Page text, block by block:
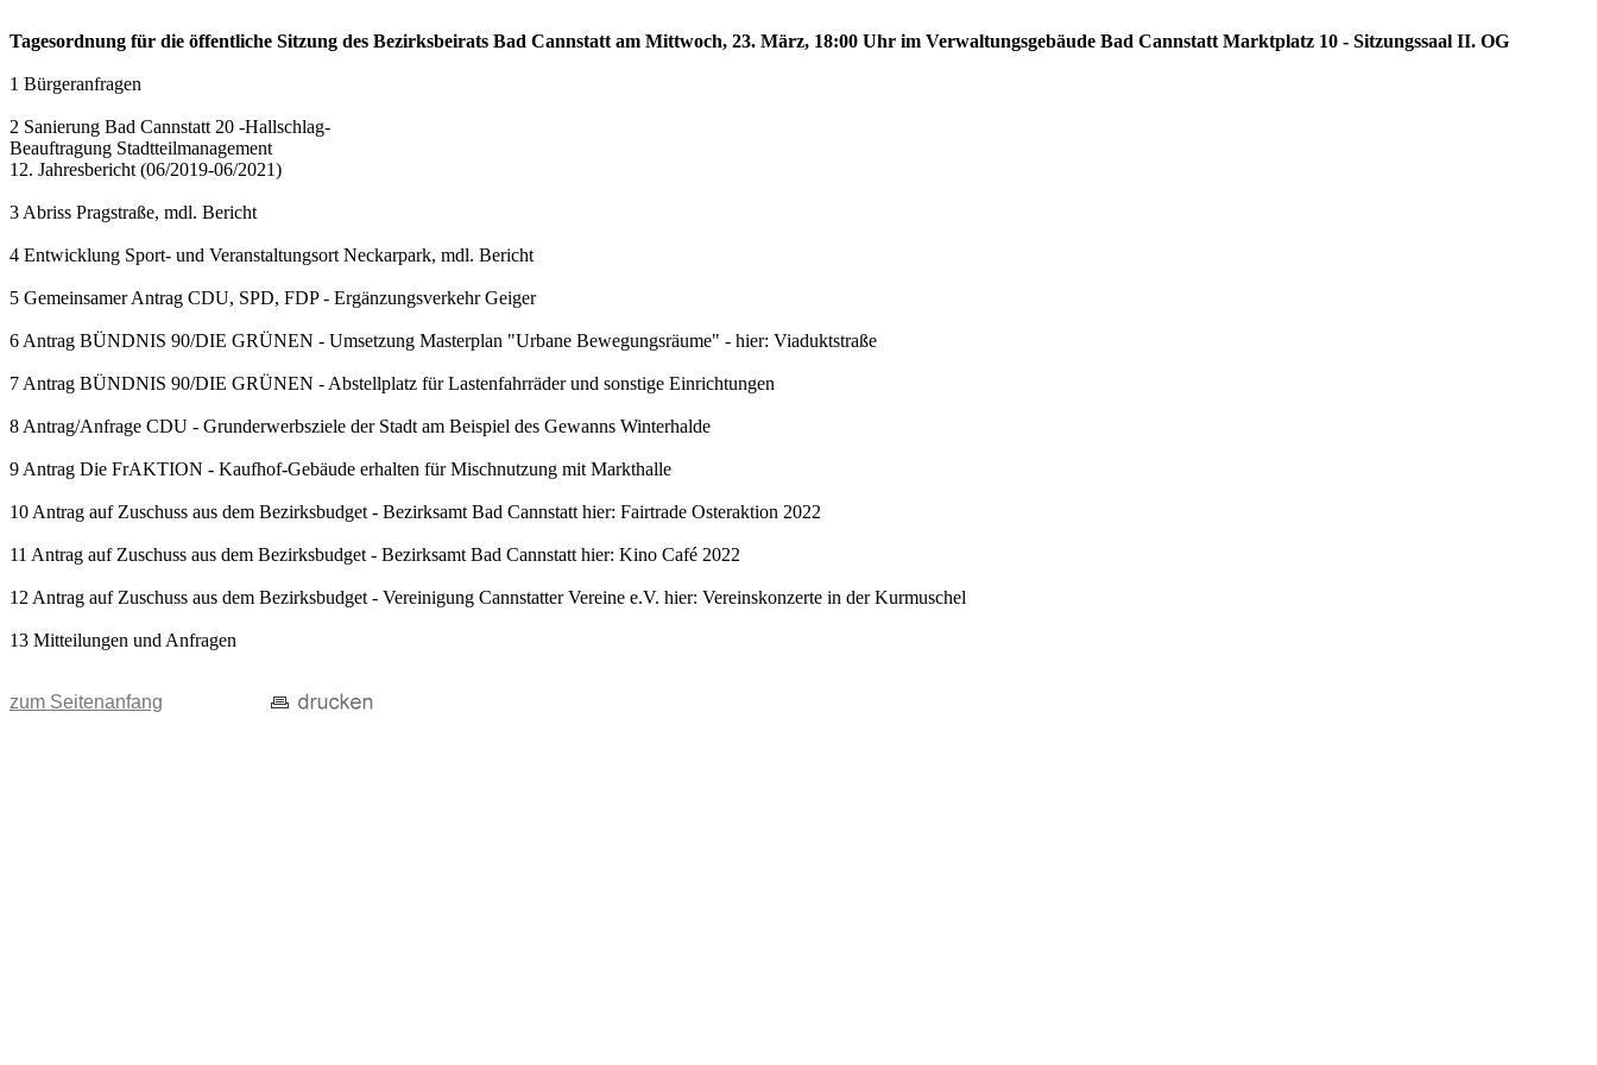
Tagesordnung für die öffentliche Sitzung des Bezirksbeirats Bad Cannstatt am Mittwoch, 23. März, 18:00 Uhr im Verwaltungsgebäude Bad Cannstatt Marktplatz 10 - Sitzungssaal II. OG
1 Bürgeranfragen
2 Sanierung Bad Cannstatt 20 -Hallschlag-
Beauftragung Stadtteilmanagement
12. Jahresbericht (06/2019-06/2021)
3 Abriss Pragstraße, mdl. Bericht
4 Entwicklung Sport- und Veranstaltungsort Neckarpark, mdl. Bericht
5 Gemeinsamer Antrag CDU, SPD, FDP - Ergänzungsverkehr Geiger
6 Antrag BÜNDNIS 90/DIE GRÜNEN - Umsetzung Masterplan "Urbane Bewegungsräume" - hier: Viaduktstraße
7 Antrag BÜNDNIS 90/DIE GRÜNEN - Abstellplatz für Lastenfahrräder und sonstige Einrichtungen
8 Antrag/Anfrage CDU - Grunderwerbsziele der Stadt am Beispiel des Gewanns Winterhalde
9 Antrag Die FrAKTION - Kaufhof-Gebäude erhalten für Mischnutzung mit Markthalle
10 Antrag auf Zuschuss aus dem Bezirksbudget - Bezirksamt Bad Cannstatt hier: Fairtrade Osteraktion 2022
11 Antrag auf Zuschuss aus dem Bezirksbudget - Bezirksamt Bad Cannstatt hier: Kino Café 2022
12 Antrag auf Zuschuss aus dem Bezirksbudget - Vereinigung Cannstatter Vereine e.V. hier: Vereinskonzerte in der Kurmuschel
13 Mitteilungen und Anfragen
zum Seitenanfang